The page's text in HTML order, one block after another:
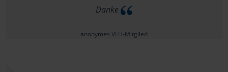
Danke
anonymes VLH-Mitglied